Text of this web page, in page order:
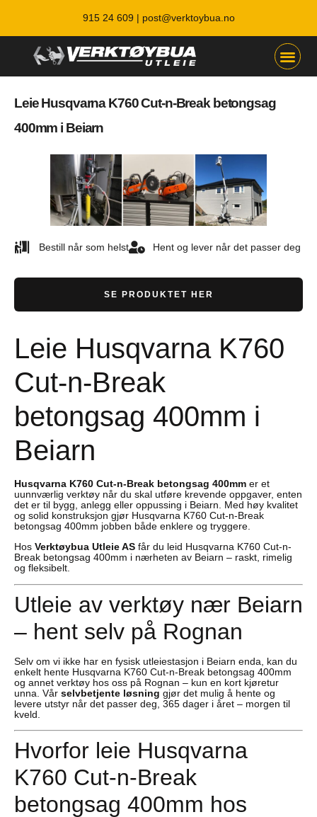
915 24 609 | post@verktoybua.no
Leie Husqvarna K760 Cut-n-Break betongsag
400mm i Beiarn
Bestill når som helst Hent og lever når det passer deg
SE PRODUKTET HER
Leie Husqvarna K760
Cut-n-Break
betongsag 400mm i
Beiarn
Husqvarna K760 Cut-n-Break betongsag 400mm er et
uunnværlig verktøy når du skal utføre krevende oppgaver, enten
det er til bygg, anlegg eller oppussing i Beiarn. Med høy kvalitet
og solid konstruksjon gjør Husqvarna K760 Cut-n-Break
betongsag 400mm jobben både enklere og tryggere.
Hos Verktøybua Utleie AS får du leid Husqvarna K760 Cut-n-
Break betongsag 400mm i nærheten av Beiarn – raskt, rimelig
og fleksibelt.
Utleie av verktøy nær Beiarn
– hent selv på Rognan
Selv om vi ikke har en fysisk utleiestasjon i Beiarn enda, kan du
enkelt hente Husqvarna K760 Cut-n-Break betongsag 400mm
og annet verktøy hos oss på Rognan – kun en kort kjøretur
unna. Vår selvbetjente løsning gjør det mulig å hente og
levere utstyr når det passer deg, 365 dager i året – morgen til
kveld.
Hvorfor leie Husqvarna
K760 Cut-n-Break
betongsag 400mm hos